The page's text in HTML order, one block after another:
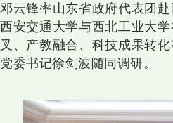
邓云锋率山东省政府代表团
西安交通大学与西北工业大
叉、产教融合、科技成果转
党委书记徐剑波随同调研。